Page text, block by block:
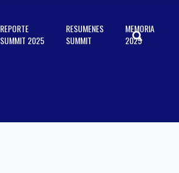
REPORTE
SUMMIT 2025
RESUMENES
SUMMIT
MEMORIA
2025